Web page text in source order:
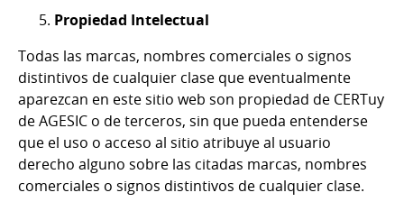
Propiedad Intelectual
Todas las marcas, nombres comerciales o signos
distintivos de cualquier clase que eventualmente
aparezcan en este sitio web son propiedad de CERTuy
de AGESIC o de terceros, sin que pueda entenderse
que el uso o acceso al sitio atribuye al usuario
derecho alguno sobre las citadas marcas, nombres
comerciales o signos distintivos de cualquier clase.